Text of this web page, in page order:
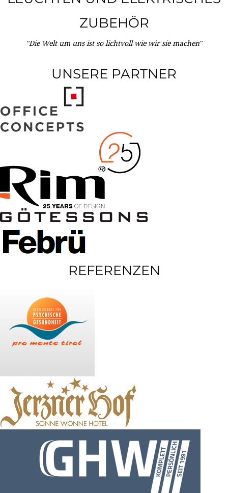
ZUBEHÖR
"Die Welt um uns ist so lichtvoll wie wir sie machen"
UNSERE PARTNER
REFERENZEN